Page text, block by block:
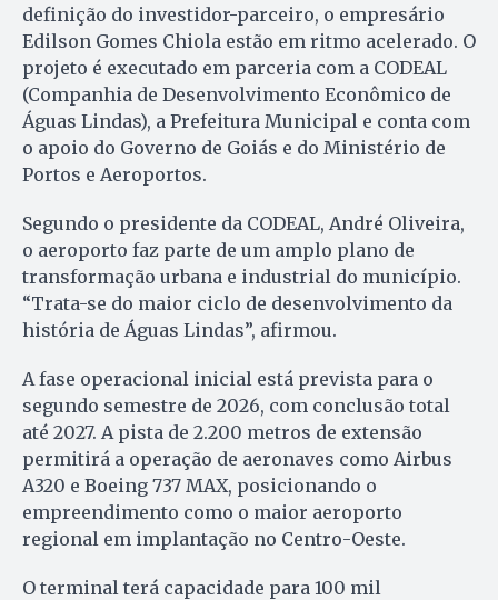
definição do investidor-parceiro, o empresário
Edilson Gomes Chiola estão em ritmo acelerado. O
projeto é executado em parceria com a CODEAL
(Companhia de Desenvolvimento Econômico de
Águas Lindas), a Prefeitura Municipal e conta com
o apoio do Governo de Goiás e do Ministério de
Portos e Aeroportos.
Segundo o presidente da CODEAL, André Oliveira,
o aeroporto faz parte de um amplo plano de
transformação urbana e industrial do município.
“Trata-se do maior ciclo de desenvolvimento da
história de Águas Lindas”, afirmou.
A fase operacional inicial está prevista para o
segundo semestre de 2026, com conclusão total
até 2027. A pista de 2.200 metros de extensão
permitirá a operação de aeronaves como Airbus
A320 e Boeing 737 MAX, posicionando o
empreendimento como o maior aeroporto
regional em implantação no Centro-Oeste.
O terminal terá capacidade para 100 mil